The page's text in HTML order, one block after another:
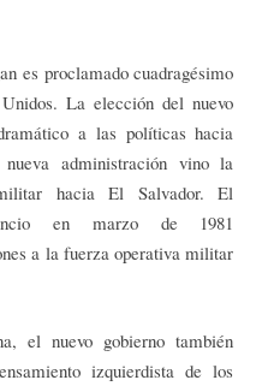
es proclamado cuadragésimo
La elección del nuevo
a las políticas hacia
administración vino la
hacia El Salvador. El
en marzo de 1981
a la fuerza operativa militar
el nuevo gobierno también
izquierdista de los